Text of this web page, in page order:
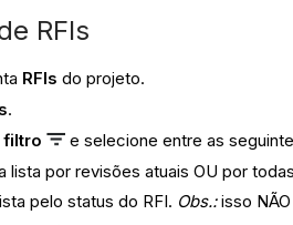
RFIs
RFIs do projeto.
.
filtro
e selecione entre as
lista por revisões atuais OU por
pelo status do RFI. Obs.:isso NÃO